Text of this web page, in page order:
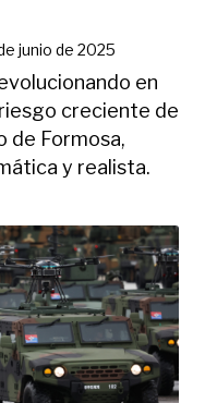
junio de 2025
en
creciente de
de Formosa,
y realista.